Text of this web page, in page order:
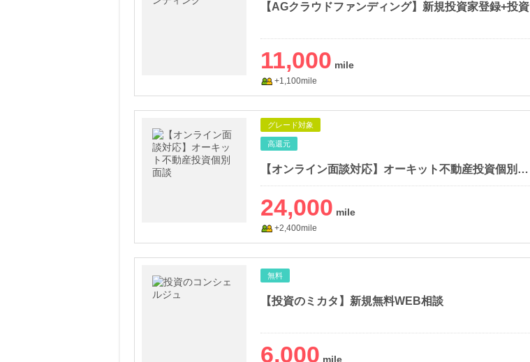
【AGクラウドファンディング】新規投資家登録+投資
11,000
+1,100mile
グレード対象
高還元
【オンライン面談対応】オーキット不動産投資個別面談
24,000
+2,400mile
無料
【投資のミカタ】新規無料WEB相談
6,000